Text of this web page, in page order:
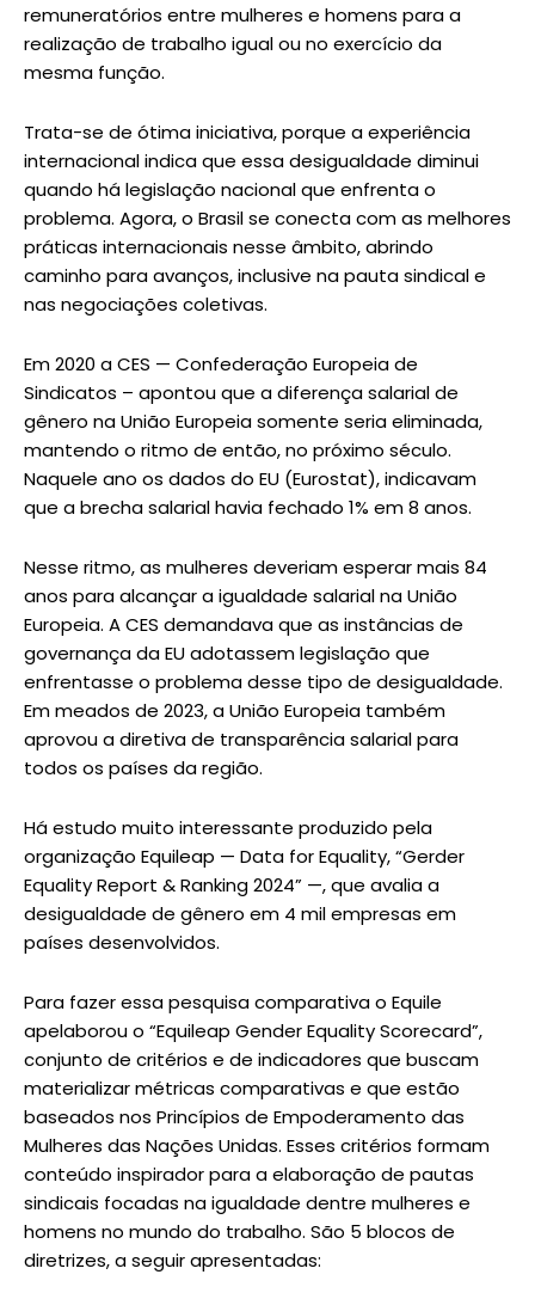
remuneratórios entre mulheres e homens para a
realização de trabalho igual ou no exercício da
mesma função.
Trata-se de ótima iniciativa, porque a experiência
internacional indica que essa desigualdade diminui
quando há legislação nacional que enfrenta o
problema. Agora, o Brasil se conecta com as melhores
práticas internacionais nesse âmbito, abrindo
caminho para avanços, inclusive na pauta sindical e
nas negociações coletivas.
Em 2020 a CES — Confederação Europeia de
Sindicatos – apontou que a diferença salarial de
gênero na União Europeia somente seria eliminada,
mantendo o ritmo de então, no próximo século.
Naquele ano os dados do EU (Eurostat), indicavam
que a brecha salarial havia fechado 1% em 8 anos.
Nesse ritmo, as mulheres deveriam esperar mais 84
anos para alcançar a igualdade salarial na União
Europeia. A CES demandava que as instâncias de
governança da EU adotassem legislação que
enfrentasse o problema desse tipo de desigualdade.
Em meados de 2023, a União Europeia também
aprovou a diretiva de transparência salarial para
todos os países da região.
Há estudo muito interessante produzido pela
organização Equileap — Data for Equality, “Gerder
Equality Report & Ranking 2024” —, que avalia a
desigualdade de gênero em 4 mil empresas em
países desenvolvidos.
Para fazer essa pesquisa comparativa o Equile
apelaborou o “Equileap Gender Equality Scorecard”,
conjunto de critérios e de indicadores que buscam
materializar métricas comparativas e que estão
baseados nos Princípios de Empoderamento das
Mulheres das Nações Unidas. Esses critérios formam
conteúdo inspirador para a elaboração de pautas
sindicais focadas na igualdade dentre mulheres e
homens no mundo do trabalho. São 5 blocos de
diretrizes, a seguir apresentadas: